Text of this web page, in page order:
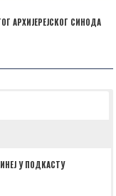
АРХИЈЕРЕЈСКОГ СИНОДА
У ПОДКАСТУ